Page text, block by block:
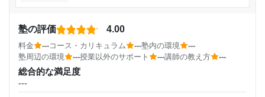
---
月額料金
通塾期間
---
塾の評価 4.00
料金 ---コース・カリキュラム ---塾内の環境
---
塾周辺の環境
---授業以外のサポート ---講師の教え方 ---
総合的な満足度
---